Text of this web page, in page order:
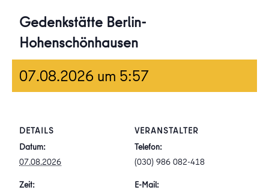
Gedenkstätte Berlin-
Hohenschönhausen
07.08.2026 um 5:57
DETAILS
Datum:
07.08.2026
Zeit:
VERANSTALTER
Telefon:
(030) 986 082-418
E-Mail: